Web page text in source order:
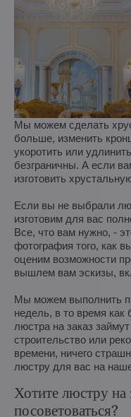
Мы можем сделать
больше, изменить
укоротить или
безграничны. А если
изготовить
Если вы не выбрали
изготовим для вас
Все, что вам нужно, -
фотография того, как
оценим возможности
вышлем вам эскизы,
Мы можем выполнить
недель, в то время
люстра на заказ
строительство или
времени, ничего
люстру для вас на
Хотите люстру на
посоветоваться?